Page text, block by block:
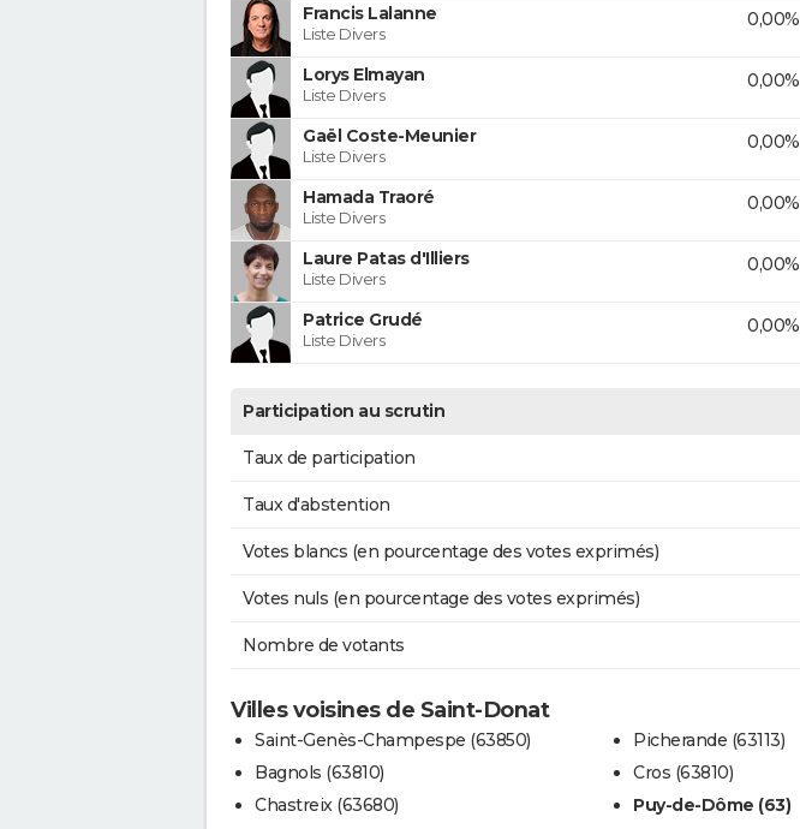
Francis Lalanne
Liste Divers
0,00%
Lorys Elmayan
Liste Divers
0,00%
Gaël Coste-Meunier
Liste Divers
0,00%
Hamada Traoré
Liste Divers
0,00%
Laure Patas d'Illiers
Liste Divers
0,00%
Patrice Grudé
Liste Divers
0,00%
Participation au scrutin
Taux de participation
Taux d'abstention
Votes blancs (en pourcentage des votes exprimés)
Votes nuls (en pourcentage des votes exprimés)
Nombre de votants
Villes voisines de Saint-Donat
Saint-Genès-Champespe (63850)
Bagnols (63810)
Chastreix (63680)
Picherande (63113)
Cros (63810)
Puy-de-Dôme (63)